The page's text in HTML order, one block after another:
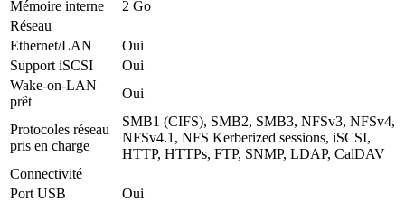
Mémoire interne
2 Go
Réseau
Ethernet/LAN
Oui
Support iSCSI
Oui
Wake-on-LAN
prêt
Oui
Protocoles réseau
pris en charge
SMB1 (CIFS), SMB2, SMB3, NFSv3, NFSv4,
NFSv4.1, NFS Kerberized sessions, iSCSI,
HTTP, HTTPs, FTP, SNMP, LDAP, CalDAV
Connectivité
Port USB
Oui